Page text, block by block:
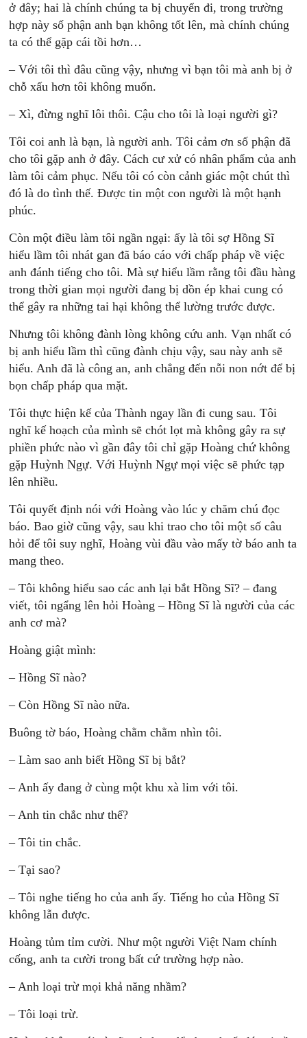
ở đây; hai là chính chúng ta bị chuyển đi, trong trường
hợp này số phận anh bạn không tốt lên, mà chính chúng
ta có thể gặp cái tồi hơn…
– Với tôi thì đâu cũng vậy, nhưng vì bạn tôi mà anh bị ở
chỗ xấu hơn tôi không muốn.
– Xì, đừng nghĩ lôi thôi. Cậu cho tôi là loại người gì?
Tôi coi anh là bạn, là người anh. Tôi cảm ơn số phận đã
cho tôi gặp anh ở đây. Cách cư xử có nhân phẩm của anh
làm tôi cảm phục. Nếu tôi có còn cảnh giác một chút thì
đó là do tình thế. Ðược tin một con người là một hạnh
phúc.
Còn một điều làm tôi ngần ngại: ấy là tôi sợ Hồng Sĩ
hiểu lầm tôi nhát gan đã báo cáo với chấp pháp về việc
anh đánh tiếng cho tôi. Mà sự hiểu lầm rằng tôi đầu hàng
trong thời gian mọi người đang bị dồn ép khai cung có
thể gây ra những tai hại không thể lường trước được.
Nhưng tôi không đành lòng không cứu anh. Vạn nhất có
bị anh hiểu lầm thì cũng đành chịu vậy, sau này anh sẽ
hiểu. Anh đã là công an, anh chẳng đến nỗi non nớt để bị
bọn chấp pháp qua mặt.
Tôi thực hiện kế của Thành ngay lần đi cung sau. Tôi
nghĩ kế hoạch của mình sẽ chót lọt mà không gây ra sự
phiền phức nào vì gần đây tôi chỉ gặp Hoàng chứ không
gặp Huỳnh Ngự. Với Huỳnh Ngự mọi việc sẽ phức tạp
lên nhiều.
Tôi quyết định nói với Hoàng vào lúc y chăm chú đọc
báo. Bao giờ cũng vậy, sau khi trao cho tôi một số câu
hỏi để tôi suy nghĩ, Hoàng vùi đầu vào mấy tờ báo anh ta
mang theo.
– Tôi không hiểu sao các anh lại bắt Hồng Sĩ? – đang
viết, tôi ngẩng lên hỏi Hoàng – Hồng Sĩ là người của các
anh cơ mà?
Hoàng giật mình:
– Hồng Sĩ nào?
– Còn Hồng Sĩ nào nữa.
Buông tờ báo, Hoàng chằm chằm nhìn tôi.
– Làm sao anh biết Hồng Sĩ bị bắt?
– Anh ấy đang ở cùng một khu xà lim với tôi.
– Anh tin chắc như thế?
– Tôi tin chắc.
– Tại sao?
– Tôi nghe tiếng ho của anh ấy. Tiếng ho của Hồng Sĩ
không lẫn được.
Hoàng tủm tỉm cười. Như một người Việt Nam chính
cống, anh ta cười trong bất cứ trường hợp nào.
– Anh loại trừ mọi khả năng nhầm?
– Tôi loại trừ.